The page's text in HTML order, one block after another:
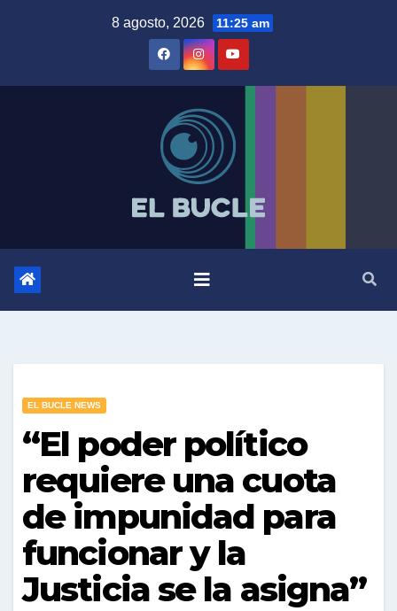
8 agosto, 2026 11:25 am
EL BUCLE NEWS
“El poder político
requiere una cuota
de impunidad para
funcionar y la
Justicia se la asigna”